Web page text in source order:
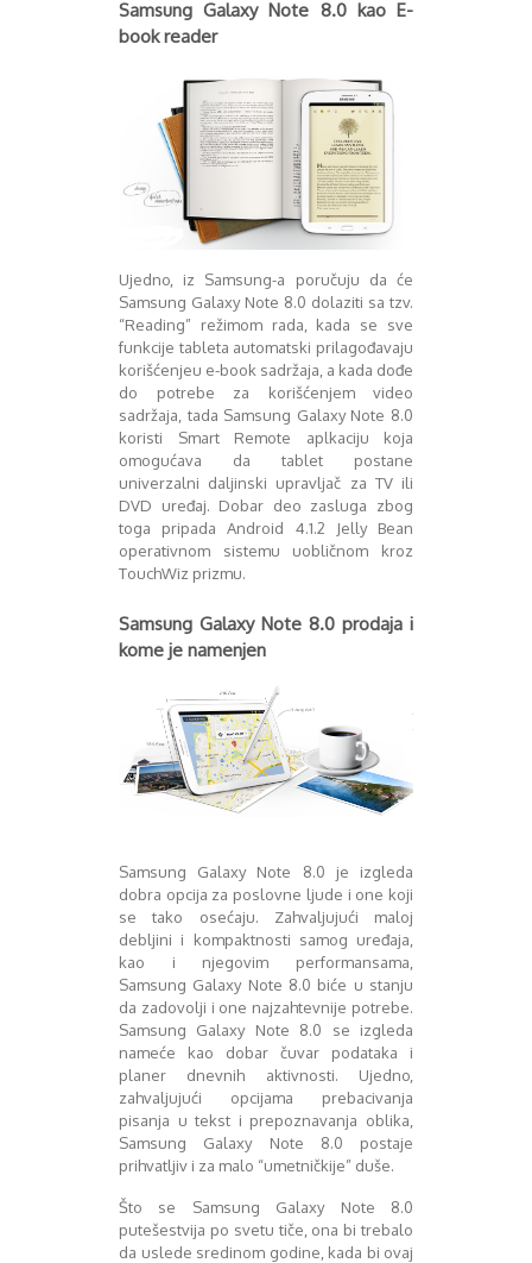
Samsung Galaxy Note 8.0 kao E-
book reader
Ujedno, iz Samsung-a poručuju da će
Samsung Galaxy Note 8.0 dolaziti sa tzv.
“Reading” režimom rada, kada se sve
funkcije tableta automatski prilagođavaju
korišćenjeu e-book sadržaja, a kada dođe
do potrebe za korišćenjem video
sadržaja, tada Samsung Galaxy Note 8.0
koristi Smart Remote aplkaciju koja
omogućava da tablet postane
univerzalni daljinski upravljač za TV ili
DVD uređaj. Dobar deo zasluga zbog
toga pripada Android 4.1.2 Jelly Bean
operativnom sistemu uobličnom kroz
TouchWiz prizmu.
Samsung Galaxy Note 8.0 prodaja i
kome je namenjen
Samsung Galaxy Note 8.0 je izgleda
dobra opcija za poslovne ljude i one koji
se tako osećaju. Zahvaljujući maloj
debljini i kompaktnosti samog uređaja,
kao i njegovim performansama,
Samsung Galaxy Note 8.0 biće u stanju
da zadovolji i one najzahtevnije potrebe.
Samsung Galaxy Note 8.0 se izgleda
nameće kao dobar čuvar podataka i
planer dnevnih aktivnosti. Ujedno,
zahvaljujući opcijama prebacivanja
pisanja u tekst i prepoznavanja oblika,
Samsung Galaxy Note 8.0 postaje
prihvatljiv i za malo “umetničkije” duše.
Što se Samsung Galaxy Note 8.0
putešestvija po svetu tiče, ona bi trebalo
da uslede sredinom godine, kada bi ovaj